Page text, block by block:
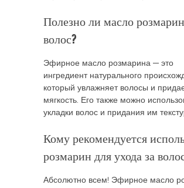
Полезно ли масло
волос?
Эфирное масло розмарина — это
ингредиент натурального
который увлажняет волосы и
мягкость. Его также можно
укладки волос и придания им
Кому рекомендуется
розмарин для ухода за
Абсолютно всем! Эфирное масло